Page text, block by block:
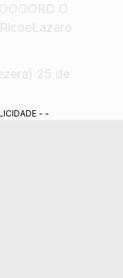
O
25 de
- -